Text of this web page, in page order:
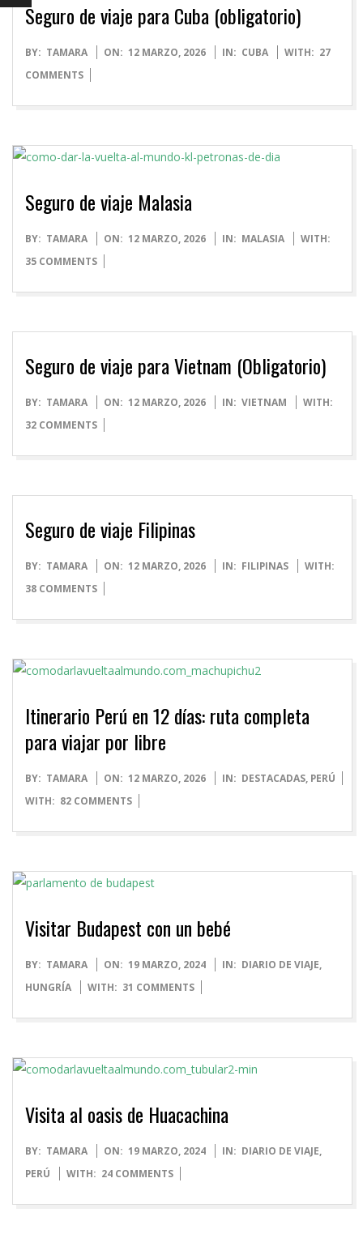
Seguro de viaje para Cuba (obligatorio)
2026-
03-
BY: TAMARA ON: 12 MARZO, 2026 IN: CUBA WITH: 27
COMMENTS
Seguro de viaje Malasia
2026-
03-
BY: TAMARA ON: 12 MARZO, 2026 IN: MALASIA
WITH:
35 COMMENTS
Seguro de viaje para Vietnam (Obligatorio)
2026-
03-
BY: TAMARA ON: 12 MARZO, 2026 IN: VIETNAM
WITH:
32 COMMENTS
Seguro de viaje Filipinas
2026-
03-
BY: TAMARA ON: 12 MARZO, 2026 IN: FILIPINAS
WITH:
38 COMMENTS
Itinerario Perú en 12 días: ruta completa
para viajar por libre
2026-
03-
BY: TAMARA ON: 12 MARZO, 2026 IN: DESTACADAS, PERÚ
WITH: 82 COMMENTS
Visitar Budapest con un bebé
2024-
03-
BY: TAMARA ON: 19 MARZO, 2024 IN: DIARIO DE VIAJE,
HUNGRÍA
WITH: 31 COMMENTS
Visita al oasis de Huacachina
2024-
03-
BY: TAMARA ON: 19 MARZO, 2024 IN: DIARIO DE VIAJE,
PERÚ
WITH: 24 COMMENTS